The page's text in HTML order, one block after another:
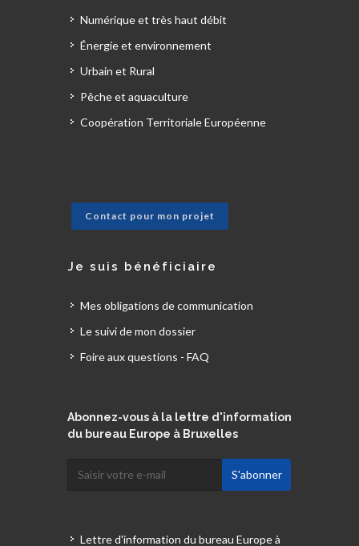
Numérique et très haut débit
Énergie et environnement
Urbain et Rural
Pêche et aquaculture
Coopération Territoriale Européenne
Contact pour mon projet
Je suis bénéficiaire
Mes obligations de communication
Le suivi de mon dossier
Foire aux questions - FAQ
Abonnez-vous à la lettre d'information
du bureau Europe à Bruxelles
Lettre d'information du bureau Europe à